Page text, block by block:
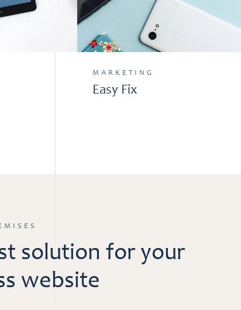
MARKETING
Easy Fix
solution for your
website